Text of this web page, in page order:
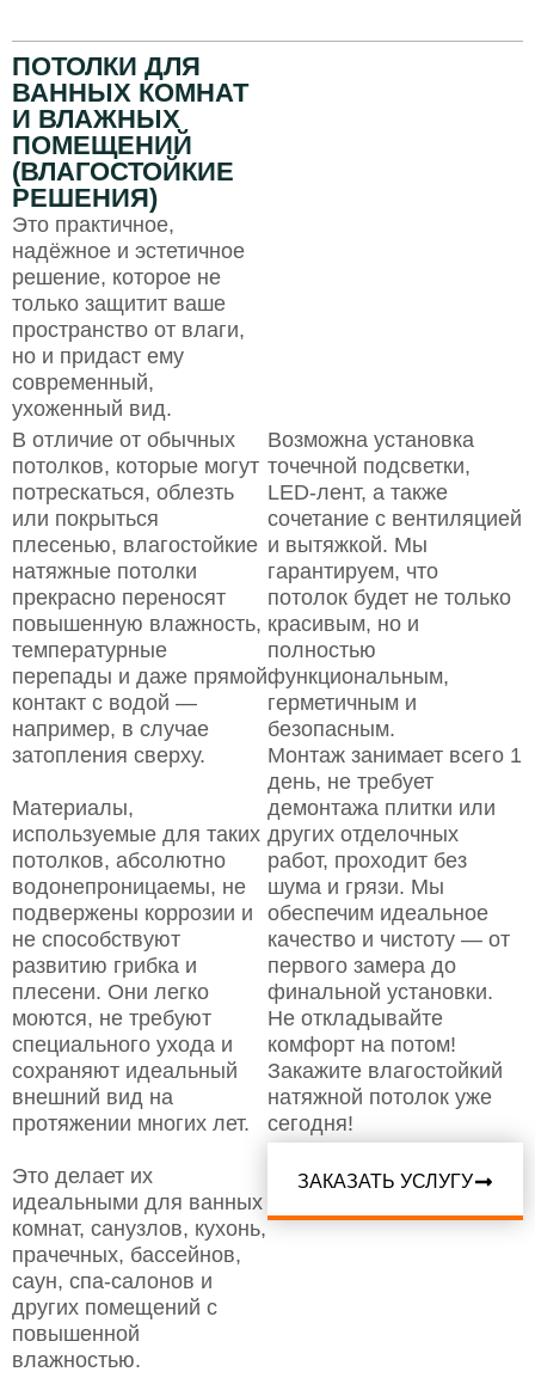
ПОТОЛКИ ДЛЯ
ВАННЫХ КОМНАТ
И ВЛАЖНЫХ
ПОМЕЩЕНИЙ
(ВЛАГОСТОЙКИЕ
РЕШЕНИЯ)
Это практичное,
надёжное и эстетичное
решение, которое не
только защитит ваше
пространство от влаги,
но и придаст ему
современный,
ухоженный вид.
В отличие от обычных
потолков, которые могут
потрескаться, облезть
или покрыться
плесенью, влагостойкие
натяжные потолки
прекрасно переносят
повышенную влажность,
температурные
перепады и даже прямой
контакт с водой —
например, в случае
затопления сверху.
Материалы,
используемые для таких
потолков, абсолютно
водонепроницаемы, не
подвержены коррозии и
не способствуют
развитию грибка и
плесени. Они легко
моются, не требуют
специального ухода и
сохраняют идеальный
внешний вид на
протяжении многих лет.
Это делает их
идеальными для ванных
комнат, санузлов, кухонь,
прачечных, бассейнов,
саун, спа-салонов и
других помещений с
повышенной
влажностью.
Возможна установка
точечной подсветки,
LED-лент, а также
сочетание с вентиляцией
и вытяжкой. Мы
гарантируем, что
потолок будет не только
красивым, но и
полностью
функциональным,
герметичным и
безопасным.
Монтаж занимает всего 1
день, не требует
демонтажа плитки или
других отделочных
работ, проходит без
шума и грязи. Мы
обеспечим идеальное
качество и чистоту — от
первого замера до
финальной установки.
Не откладывайте
комфорт на потом!
Закажите влагостойкий
натяжной потолок уже
сегодня!
ЗАКАЗАТЬ УСЛУГУ